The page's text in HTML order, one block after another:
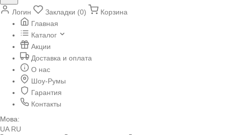
Логин Закладки (0)
Корзина
Главная
Каталог
Акции
Доставка и оплата
О нас
Шоу-Румы
Гарантия
Контакты
Мова:
UA RU